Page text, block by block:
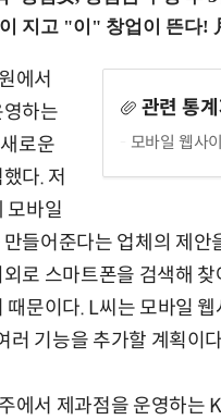
관련 통
모바일 웹사
에서
하는
로운
다. 저
모바일
들어준다는 업체의 제안
로 스마트폰을 검색해 찾
때문이다. L씨는 모바일
러 기능을 추가할 계획이
에서 제과점을 운영하는